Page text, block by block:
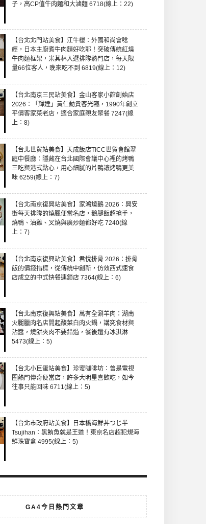
子，高CP值牛肉麵和大滷麵 6718(線上：22)
【台北北門站美食】江牛樓：外國和尚會唸
經，日本主廚煮牛肉麵好吃耶！突破傳統紅燒
牛肉麵框架，米其林入選排隊熱門店，每天限
量66位客人，晚來吃不到 6819(線上：12)
【台北南京三民站美食】金山客家小館創始店
2026：「輝達」黃仁勳貴客光臨，1990年創立
平價客家菜老店，適合家庭親友聚餐 7247(線
上：8)
【台北世貿站美食】天成飯店TICC世貿會館翠
庭中餐廳：隱藏在台北國際會議中心裡的烤鴨
三吃與港式點心，用心細膩的片鴨讓烤鴨更美
味 6259(線上：7)
【台北南京復興站美食】家鴻燒鵝 2026：興安
街每天排隊的燒臘便當名店，鵝腿飯超搶手，
燒鴨、油雞、叉燒與廣炒麵都好吃 7240(線
上：7)
【台北南京復興站美食】君悅排骨 2026：排骨
飯的價錢指標，從傳統中創新，仿效西式速食
店成立的中式快餐連鎖店 7364(線上：6)
【台北南京復興站美食】萬有全涮羊肉：湖南
火腿臘肉名店開起酸菜白肉火鍋，講究食材與
沾醬，燒餅夾肉不要錯過，餐後還有冰淇淋
5473(線上：5)
【台北小巨蛋站美食】珍蜜咖啡坊：曾是電視
圈熱門傳奇便當店，許多大明星喜歡吃，如今
往事只能回味 6711(線上：5)
【台北市政府站美食】日本橋海鮮丼つじ半
Tsujihan：黑鮪魚就是王道！東京名店超犯規海
鮮珠寶盒 4995(線上：5)
GA4今日熱門文章